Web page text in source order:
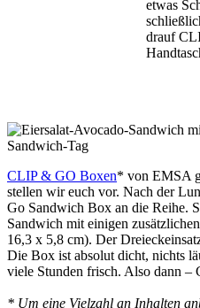
etwas
drauf
CLIP & GO Boxen* von EMSA
stellen wir euch vor. Nach der
Go Sandwich Box an die Reihe.
Sandwich mit einigen
16,3 x 5,8 cm). Der
Die Box ist absolut dicht, nichts
viele Stunden frisch. Also dann –
* Um eine Vielzahl an Inhalten